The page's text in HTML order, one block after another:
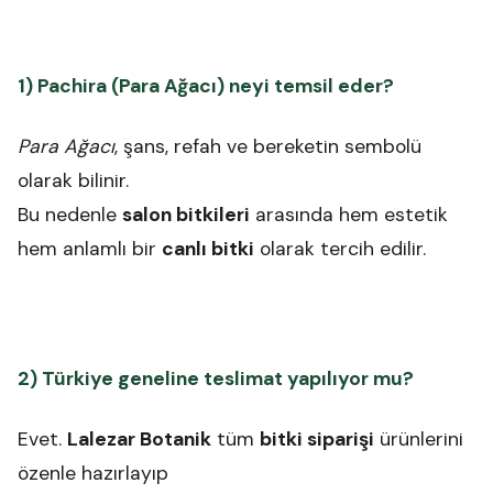
1) Pachira (Para Ağacı) neyi temsil eder?
Para Ağacı, şans, refah ve bereketin sembolü
olarak bilinir.
Bu nedenle salon bitkileri arasında hem estetik
hem anlamlı bir canlı bitki olarak tercih edilir.
2) Türkiye geneline teslimat yapılıyor mu?
Evet. Lalezar Botanik tüm bitki siparişi ürünlerini
özenle hazırlayıp